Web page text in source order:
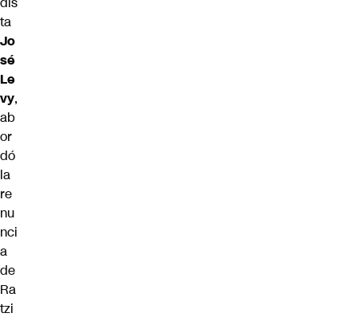
ta
Jo
sé
Le
vy,
ab
or
dó
la
re
nu
nci
a
de
Ra
tzi